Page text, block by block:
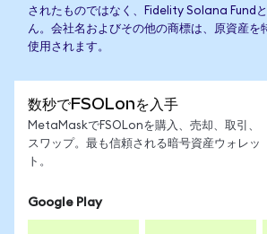
されたものではなく、Fidelity Solana Fund
ん。会社名およびその他の商標は、原資産を
使用されます。
数秒でFSOLonを入手
MetaMaskでFSOLonを購入、売却、取引、
スワップ。最も信頼される暗号資産ウォレッ
ト。
Google Play